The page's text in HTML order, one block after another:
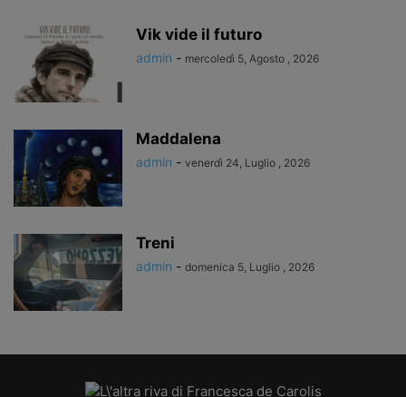
Vik vide il futuro
admin - mercoledì 5, Agosto , 2026
Maddalena
admin - venerdì 24, Luglio , 2026
Treni
admin - domenica 5, Luglio , 2026